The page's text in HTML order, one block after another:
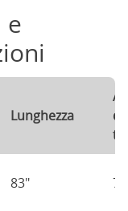
e
Lunghezza
83"